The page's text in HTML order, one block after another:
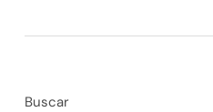
Buscar